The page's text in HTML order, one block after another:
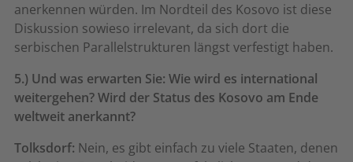
anerkennen würden. Im Nordteil des Kosovo ist diese
Diskussion sowieso irrelevant, da sich dort die
serbischen Parallelstrukturen längst verfestigt haben.
5.) Und was erwarten Sie: Wie wird es international
weitergehen? Wird der Status des Kosovo am Ende
weltweit anerkannt?
Tolksdorf: Nein, es gibt einfach zu viele Staaten, denen